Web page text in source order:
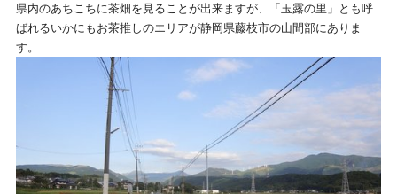
県内のあちこちに茶畑を見ることが出来ますが、「玉露の里」とも呼
ばれるいかにもお茶推しのエリアが静岡県藤枝市の山間部にありま
す。